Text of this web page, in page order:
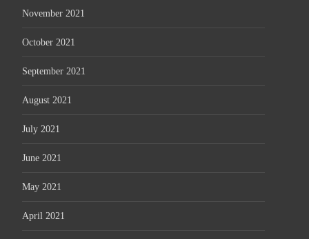
November 2021
October 2021
September 2021
August 2021
July 2021
June 2021
May 2021
April 2021